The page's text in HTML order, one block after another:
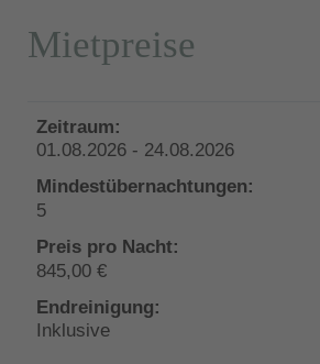
Mietpreise
01.08.2026 - 24.08.2026
5
845,00 €
Inklusive